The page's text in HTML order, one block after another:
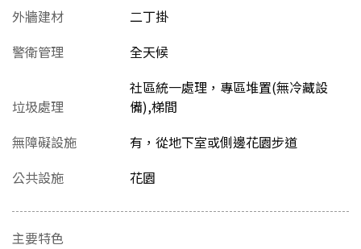
外牆建材
二丁掛
警衛管理
全天候
垃圾處理
社區統一處理，專區堆置(無冷藏設
備),梯間
無障礙設施
有，從地下室或側邊花園步道
公共設施
花園
主要特色